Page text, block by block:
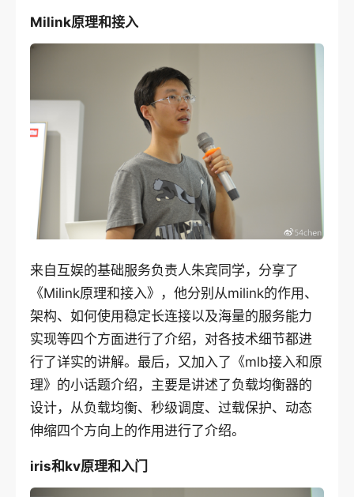
Milink原理和接入
来自互娱的基础服务负责人朱宾同学，分享了
《Milink原理和接入》，他分别从milink的作用、
架构、如何使用稳定长连接以及海量的服务能力
实现等四个方面进行了介绍，对各技术细节都进
行了详实的讲解。最后，又加入了《mlb接入和原
理》的小话题介绍，主要是讲述了负载均衡器的
设计，从负载均衡、秒级调度、过载保护、动态
伸缩四个方向上的作用进行了介绍。
iris和kv原理和入门